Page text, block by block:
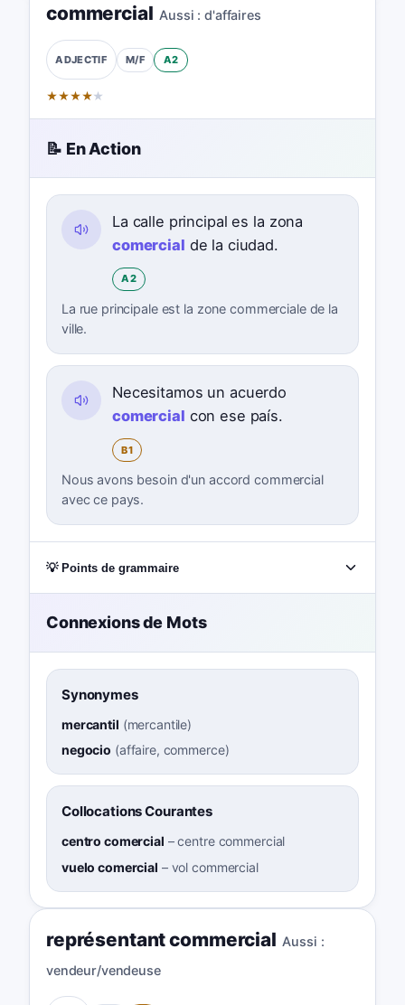
commercial Aussi : d'affaires
ADJECTIF M/F A2
★★★★★
📝 En Action
La calle principal es la zona
comercial de la ciudad.
A2
La rue principale est la zone commerciale de la
ville.
Necesitamos un acuerdo
comercial con ese país.
B1
Nous avons besoin d'un accord commercial
avec ce pays.
💡 Points de grammaire
Connexions de Mots
Synonymes
mercantil (mercantile)
negocio (affaire, commerce)
Collocations Courantes
centro comercial –centre commercial
vuelo comercial – vol commercial
représentant commercial Aussi :
vendeur/vendeuse